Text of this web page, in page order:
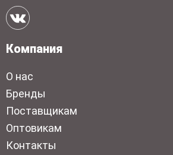
Компания
О нас
Бренды
Поставщикам
Оптовикам
Контакты